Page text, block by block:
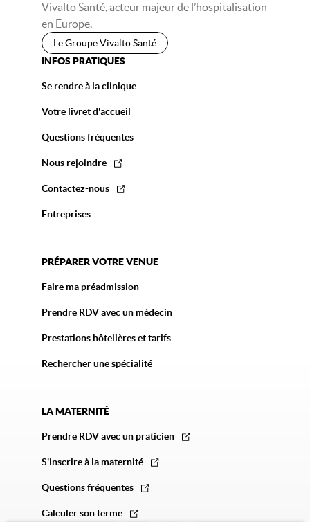
Vivalto Santé, acteur majeur de l’hospitalisation
en Europe.
Le Groupe Vivalto Santé
INFOS PRATIQUES
Se rendre à la clinique
Votre livret d'accueil
Questions fréquentes
Nous rejoindre
Contactez-nous
Entreprises
PRÉPARER VOTRE VENUE
Faire ma préadmission
Prendre RDV avec un médecin
Prestations hôtelières et tarifs
Rechercher une spécialité
LA MATERNITÉ
Prendre RDV avec un praticien
S'inscrire à la maternité
Questions fréquentes
Calculer son terme